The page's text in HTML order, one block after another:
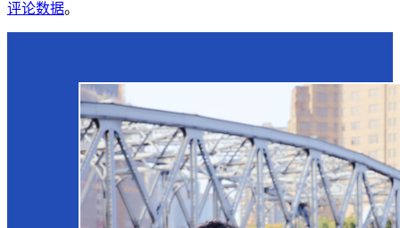
评论数据。